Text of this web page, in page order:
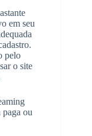
em seu
pelo
o site
paga ou